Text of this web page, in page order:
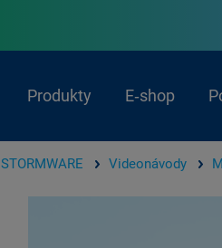
Produkty E‑shop
STORMWARE Videonávody